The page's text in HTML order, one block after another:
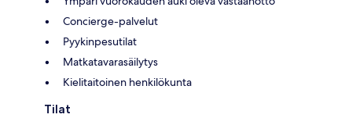
Concierge-palvelut
Pyykinpesutilat
Matkatavarasäilytys
Kielitaitoinen henkilökunta
Tilat